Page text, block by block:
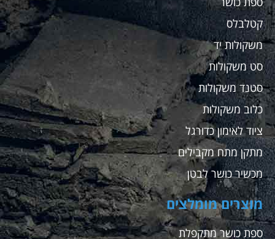
קטלבלס
משקולות יד
סט משקולות
סטנד משקולות
כלוב משקולות
ציוד לאימון כדורגל
מתקן מתח מקבילים
מכשיר כושר לבטן
מוצרים מומלצים
ספת כושר מתקפלת